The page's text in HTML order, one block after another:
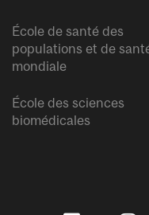
École de santé des
populations et de
mondiale
École des sciences
biomédicales